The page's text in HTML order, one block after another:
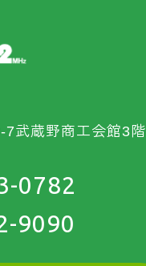
武蔵野商工会館3階
0782
9090